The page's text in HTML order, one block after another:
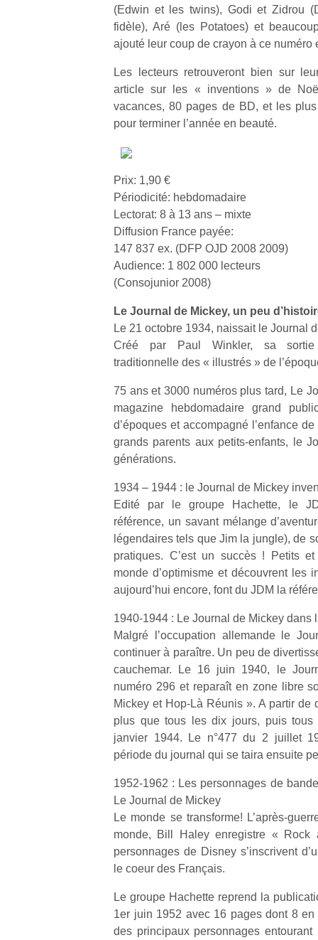
(Edwin et les twins), Godi et Zidrou
fidèle), Aré (les Potatoes) et
ajouté leur coup de crayon à ce numéro
Les lecteurs retrouveront bien sur
article sur les « inventions » de
vacances, 80 pages de BD, et les
pour terminer l’année en beauté.
Prix: 1,90 €
Périodicité: hebdomadaire
Lectorat: 8 à 13 ans – mixte
Diffusion France payée:
147 837 ex. (DFP OJD 2008 2009)
Audience: 1 802 000 lecteurs
(Consojunior 2008)
Le Journal de Mickey, un peu
Le 21 octobre 1934, naissait le Journal
Créé par Paul Winkler, sa sortie
traditionnelle des « illustrés » de
75 ans et 3000 numéros plus tard, Le
magazine hebdomadaire grand
d’époques et accompagné l’enfance
grands parents aux petits-enfants, le
générations.
1934 – 1944 : le Journal de Mickey
Edité par le groupe Hachette, le
référence, un savant mélange
légendaires tels que Jim la jungle), de
pratiques. C’est un succès ! Petits
monde d’optimisme et découvrent les
aujourd’hui encore, font du JDM la
1940-1944 : Le Journal de Mickey dans
Malgré l’occupation allemande le
continuer à paraître. Un peu de
cauchemar. Le 16 juin 1940, le
numéro 296 et reparaît en zone libre
Mickey et Hop-Là Réunis ». A partir de
plus que tous les dix jours, puis
janvier 1944. Le n°477 du 2 juillet
période du journal qui se taira ensuite
1952-1962 : Les personnages de
Le Journal de Mickey
Le monde se transforme! L’après-
monde, Bill Haley enregistre «
personnages de Disney s’inscrivent
le coeur des Français.
Le groupe Hachette reprend la
1er juin 1952 avec 16 pages dont 8
des principaux personnages
à
…
NextGen,
une
nouvelle
trottinette
Les
enfants
débordent
souvent
d’énergie.
Varier les
occupations
toujours
simple.
Conjuguer
divertissement,
activité
physique
ou
apprentissage…
Des
trampolines
pour les
grands et
Durant les
vacances
estivales
et avec le
retour des
beaux
jours, c’est
l’occasion
rêvée
pour les
de…